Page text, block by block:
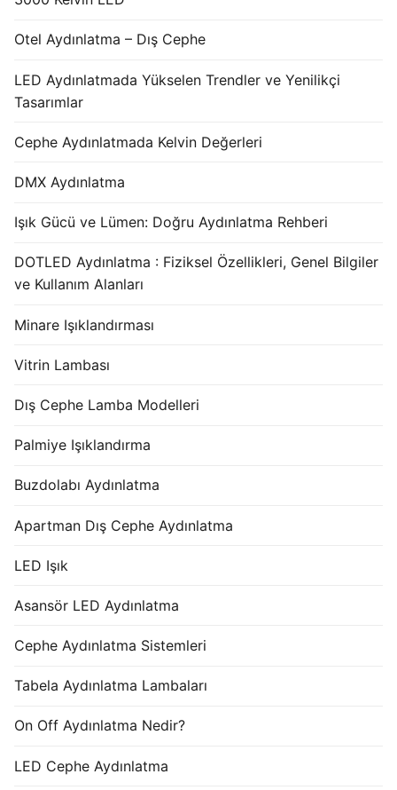
Otel Aydınlatma – Dış Cephe
LED Aydınlatmada Yükselen Trendler ve Yenilikçi
Tasarımlar
Cephe Aydınlatmada Kelvin Değerleri
DMX Aydınlatma
Işık Gücü ve Lümen: Doğru Aydınlatma Rehberi
DOTLED Aydınlatma : Fiziksel Özellikleri, Genel Bilgiler
ve Kullanım Alanları
Minare Işıklandırması
Vitrin Lambası
Dış Cephe Lamba Modelleri
Palmiye Işıklandırma
Buzdolabı Aydınlatma
Apartman Dış Cephe Aydınlatma
LED Işık
Asansör LED Aydınlatma
Cephe Aydınlatma Sistemleri
Tabela Aydınlatma Lambaları
On Off Aydınlatma Nedir?
LED Cephe Aydınlatma